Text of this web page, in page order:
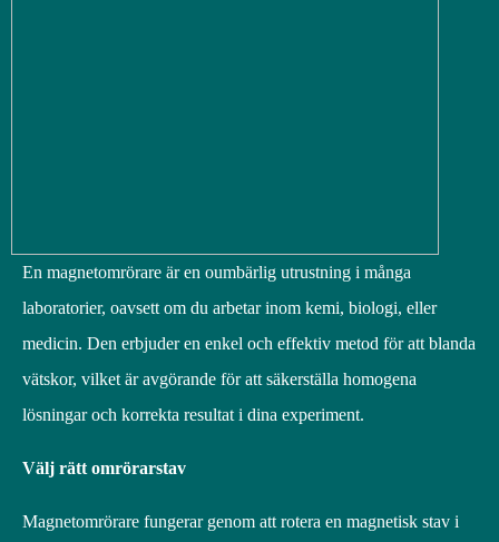
En magnetomrörare är en oumbärlig utrustning i många
laboratorier, oavsett om du arbetar inom kemi, biologi, eller
medicin. Den erbjuder en enkel och effektiv metod för att blanda
vätskor, vilket är avgörande för att säkerställa homogena
lösningar och korrekta resultat i dina experiment.
Välj rätt omrörarstav
Magnetomrörare fungerar genom att rotera en magnetisk stav i